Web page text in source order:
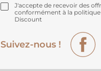
J'accepte de recevoir des
conformément à la
Discount
Suivez-nous !